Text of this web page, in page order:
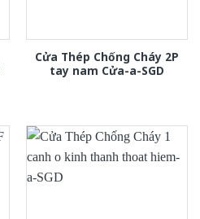
Cửa Thép Chống Cháy 2P
tay nam Cửa-a-SGD